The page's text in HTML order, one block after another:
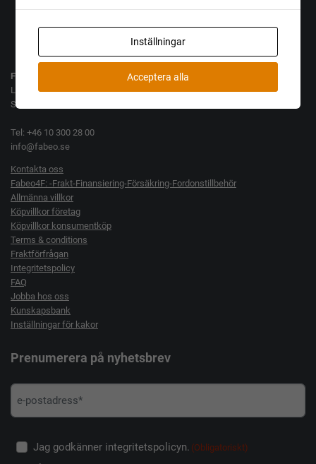
Fabeo AB
Lamellgatan 10
SE-261 35 Landskrona
Tel: +46 10 300 28 00
info@fabeo.se
Kontakta oss
Fabeo4F: -Frakt-Finansiering-Försäkring-Fordonstillbehör
Allmänna villkor
Köpvillkor företag
Köpvillkor konsumentköp
Terms & conditions
Fraktförfrågan
Integritetspolicy
FAQ
Jobba hos oss
Kunskapsbank
Inställningar för kakor
Prenumerera på nyhetsbrev
Jag godkänner integritetspolicyn. (Obligatoriskt)
Inställningar
Acceptera alla